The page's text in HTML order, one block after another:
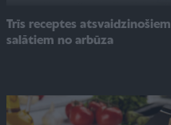
Trīs receptes atsvaidzinošiem
salātiem no arbūza